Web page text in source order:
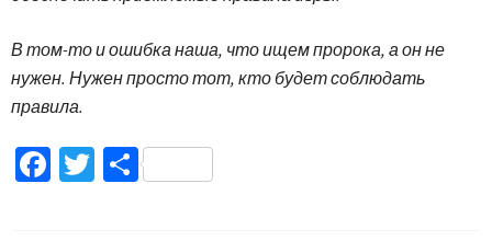
В том-то и ошибка наша, что ищем пророка, а он не
нужен. Нужен просто тот, кто будет соблюдать
правила.
Facebook
TwitterПоділитися